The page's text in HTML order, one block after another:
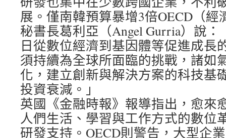
展。僅南韓預算暴增3倍OECD（
秘書長葛利亞（Angel Gurria）說
日從數位經濟到基因體等促進成長
須持續為全球所面臨的挑戰，諸如
化，建立創新與解決方案的科技基
投資衰減。」
英國《金融時報》報導指出，愈來
人們生活、學習與工作方式的數位
研發支持。OECD則警告，大型企